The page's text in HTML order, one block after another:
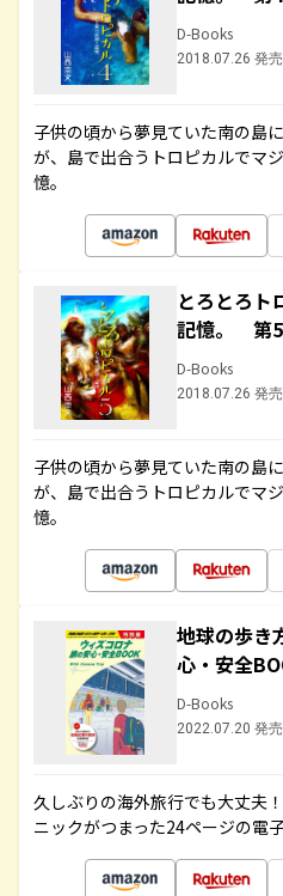
D-Books
2018.07.26 発売
子供の頃から夢見ていた南の島
が、島で出合うトロピカルでマ
憶。
とろとろ
記憶。 第
D-Books
2018.07.26 発売
子供の頃から夢見ていた南の島
が、島で出合うトロピカルでマ
憶。
地球の歩き
心・安全
D-Books
2022.07.20 発売
久しぶりの海外旅行でも大丈夫
ニックがつまった24ページの電